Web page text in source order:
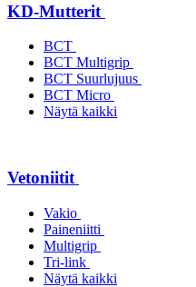
KD-Mutterit
BCT
BCT Multigrip
BCT Suurlujuus
BCT Micro
Näytä kaikki
Vetoniitit
Vakio
Paineniitti
Multigrip
Tri-link
Näytä kaikki